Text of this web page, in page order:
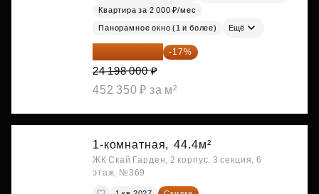
Квартира за 2 000 ₽/мес
Панорамное окно (1 и более) Ещё
20 084 340 ₽ -17%
24 198 000 ₽
452 350 ₽ за м²
1-комнатная, 44.4м²
ЖК Скай Гарден, 2 корпус, 3 секция, 6
этаж, №369